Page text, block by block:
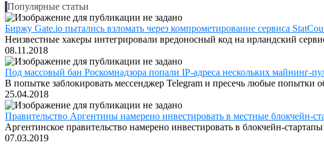
Популярные статьи
Биржу Gate.io пытались взломать через компрометирование сервиса
Неизвестные хакеры интегрировали вредоносный код на ирландский
08.11.2018
Под массовый бан Роскомнадзора попали IP-адреса нескольких майнинг-
В попытке заблокировать мессенджер Telegram и пресечь любые попытки
25.04.2018
Правительство Аргентины намерено инвестировать в местные блокчейн-
Аргентинское правительство намерено инвестировать в блокчейн-
07.03.2019